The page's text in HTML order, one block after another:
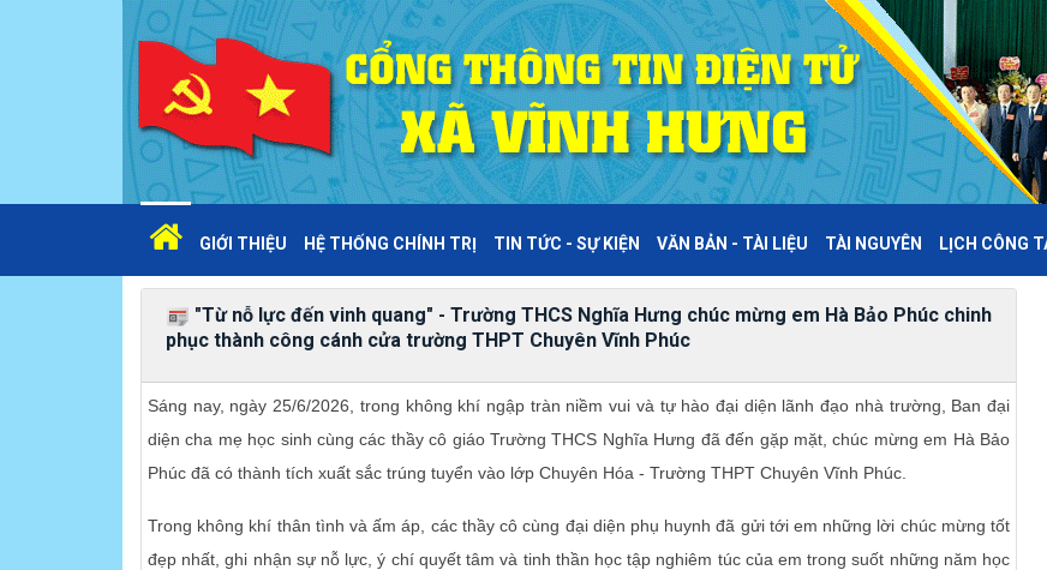
GIỚI THIỆU HỆ THỐNG CHÍNH TRỊ TIN TỨC - SỰ KIỆN VĂN BẢN - TÀI LIỆU TÀI NGUYÊN LỊCH CÔNG
"Từ nỗ lực đến vinh quang" - Trường THCS Nghĩa Hưng chúc mừng em Hà Bảo Phúc chinh
phục thành công cánh cửa trường THPT Chuyên Vĩnh Phúc
Sáng nay, ngày 25/6/2026, trong không khí ngập tràn niềm vui và tự hào đại diện lãnh đạo nhà trường, Ban đại
diện cha mẹ học sinh cùng các thầy cô giáo Trường THCS Nghĩa Hưng đã đến gặp mặt, chúc mừng em Hà Bảo
Phúc đã có thành tích xuất sắc trúng tuyển vào lớp Chuyên Hóa - Trường THPT Chuyên Vĩnh Phúc.
Trong không khí thân tình và ấm áp, các thầy cô cùng đại diện phụ huynh đã gửi tới em những lời chúc mừng tốt
đẹp nhất, ghi nhận sự nỗ lực, ý chí quyết tâm và tinh thần học tập nghiêm túc của em trong suốt những năm học